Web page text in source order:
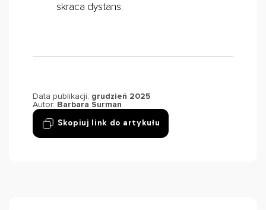
skraca dystans.
Data publikacji: grudzień 2025
Autor: Barbara Surman
Skopiuj link do artykułu